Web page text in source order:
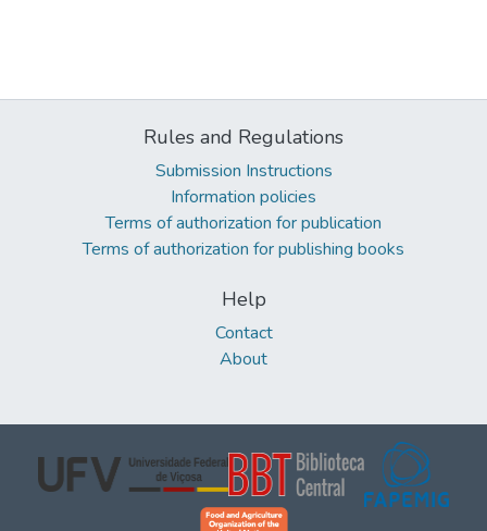
Rules and Regulations
Submission Instructions
Information policies
Terms of authorization for publication
Terms of authorization for publishing books
Help
Contact
About